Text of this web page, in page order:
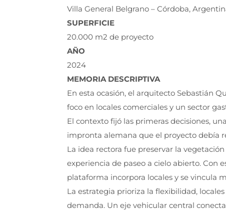
Villa General Belgrano – Córdoba,
SUPERFICIE
20.000 m2 de proyecto
AÑO
2024
MEMORIA DESCRIPTIVA
En esta ocasión, el arquitecto Sebastián
foco en locales comerciales y un sector
El contexto fijó las primeras decisiones,
impronta alemana que el proyecto debía
La idea rectora fue preservar la
experiencia de paseo a cielo abierto. Con
plataforma incorpora locales y se vincula
La estrategia prioriza la flexibilidad,
demanda. Un eje vehicular central